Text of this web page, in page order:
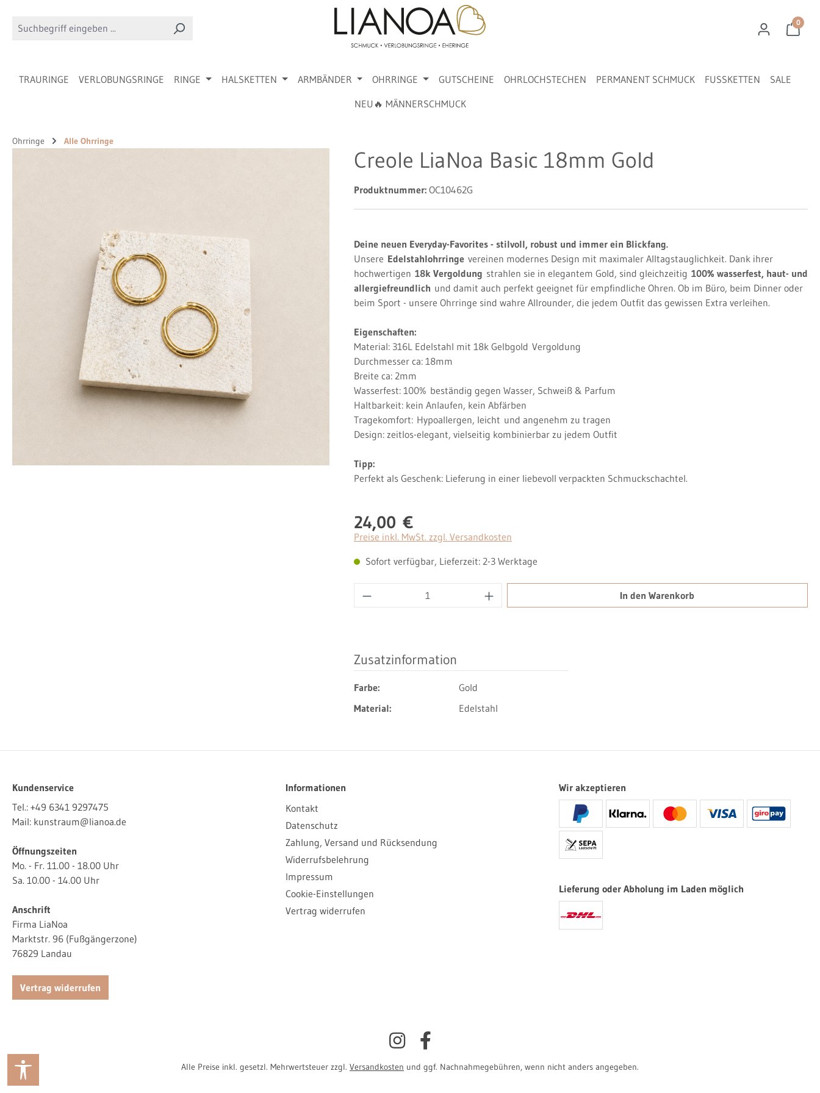
0
TRAURINGE VERLOBUNGSRINGE RINGE HALSKETTEN ARMBÄNDER OHRRINGE GUTSCHEINE OHRLOCHSTECHEN PERMANENT SCHMUCK FUSSKETTEN
SALE
NEU🔥 MÄNNERSCHMUCK
Ohrringe Alle Ohrringe
Creole LiaNoa Basic 18mm Gold
Produktnummer: OC10462G
Deine neuen Everyday-Favorites - stilvoll, robust und immer ein Blickfang.
Unsere Edelstahlohrringe vereinen modernes Design mit maximaler Alltagstauglichkeit. Dank ihrer
hochwertigen 18k Vergoldung strahlen sie in elegantem Gold, sind gleichzeitig 100% wasserfest, haut- und
allergiefreundlich und damit auch perfekt geeignet für empfindliche Ohren. Ob im Büro, beim Dinner oder
beim Sport - unsere Ohrringe sind wahre Allrounder, die jedem Outfit das gewissen Extra verleihen.
Eigenschaften:
Material: 316L Edelstahl mit 18k Gelbgold Vergoldung
Durchmesser ca: 18mm
Breite ca: 2mm
Wasserfest: 100% beständig gegen Wasser, Schweiß & Parfum
Haltbarkeit: kein Anlaufen, kein Abfärben
Tragekomfort: Hypoallergen, leicht und angenehm zu tragen
Design: zeitlos-elegant, vielseitig kombinierbar zu jedem Outfit
Tipp:
Perfekt als Geschenk: Lieferung in einer liebevoll verpackten Schmuckschachtel.
Regulärer Preis:
24,00 €
Preise inkl. MwSt. zzgl. Versandkosten
Sofort verfügbar, Lieferzeit: 2-3 Werktage
Produkt Anzahl: Gib den gewünschten Wert ein oder benutze die
In den Warenkorb
Zusatzinformation
Farbe:
Gold
Material:
Edelstahl
Kundenservice
Tel.: +49 6341 9297475
Mail: kunstraum@lianoa.de
Öffnungszeiten
Mo. - Fr. 11.00 - 18.00 Uhr
Sa. 10.00 - 14.00 Uhr
Anschrift
Firma LiaNoa
Marktstr. 96 (Fußgängerzone)
76829 Landau
Vertrag widerrufen
Informationen
Kontakt
Datenschutz
Zahlung, Versand und Rücksendung
Widerrufsbelehrung
Impressum
Cookie-Einstellungen
Vertrag widerrufen
Wir akzeptieren
Lieferung oder Abholung im Laden möglich
Alle Preise inkl. gesetzl. Mehrwertsteuer zzgl. Versandkosten und ggf. Nachnahmegebühren, wenn nicht anders angegeben.